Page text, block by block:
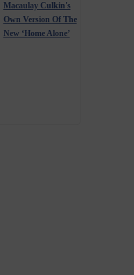
Macaulay Culkin's
Own Version Of The
New ‘Home Alone’